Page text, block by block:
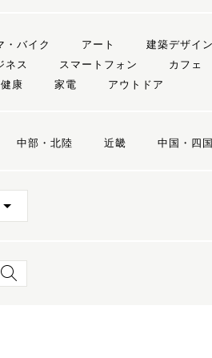
・バイク アート 建築デザイン
ネス スマートフォン カフェ
康 家電 アウトドア
中部・北陸 近畿 中国・四国